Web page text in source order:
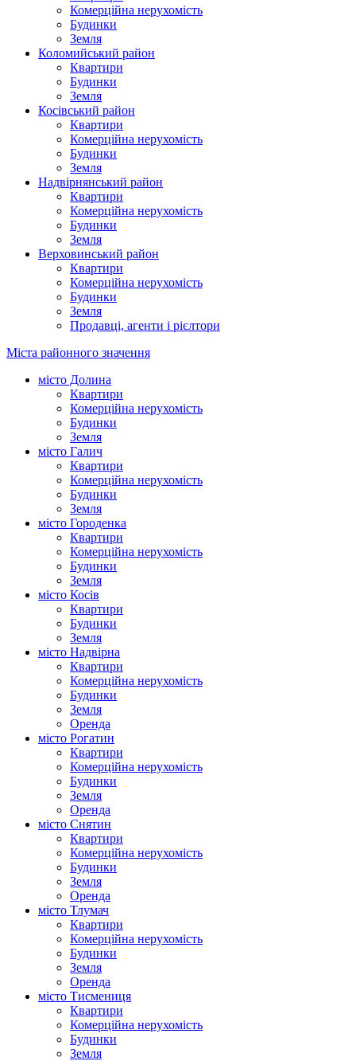
Комерційна нерухомість
Будинки
Земля
Коломийський район
Квартири
Будинки
Земля
Косівський район
Квартири
Комерційна нерухомість
Будинки
Земля
Надвірнянський район
Квартири
Комерційна нерухомість
Будинки
Земля
Верховинський район
Квартири
Комерційна нерухомість
Будинки
Земля
Продавці, агенти і рієлтори
Міста районного значення
місто Долина
Квартири
Комерційна нерухомість
Будинки
Земля
місто Галич
Квартири
Комерційна нерухомість
Будинки
Земля
місто Городенка
Квартири
Комерційна нерухомість
Будинки
Земля
місто Косів
Квартири
Будинки
Земля
місто Надвірна
Квартири
Комерційна нерухомість
Будинки
Земля
Оренда
місто Рогатин
Квартири
Комерційна нерухомість
Будинки
Земля
Оренда
місто Снятин
Квартири
Комерційна нерухомість
Будинки
Земля
Оренда
місто Тлумач
Квартири
Комерційна нерухомість
Будинки
Земля
Оренда
місто Тисмениця
Квартири
Комерційна нерухомість
Будинки
Земля